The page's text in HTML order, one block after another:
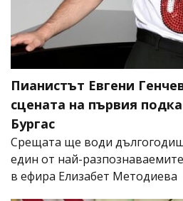
Пианистът Евгени
сцената на първия
Бургас
Срещата ще води
един от най-
в ефира Елизабет Методиева